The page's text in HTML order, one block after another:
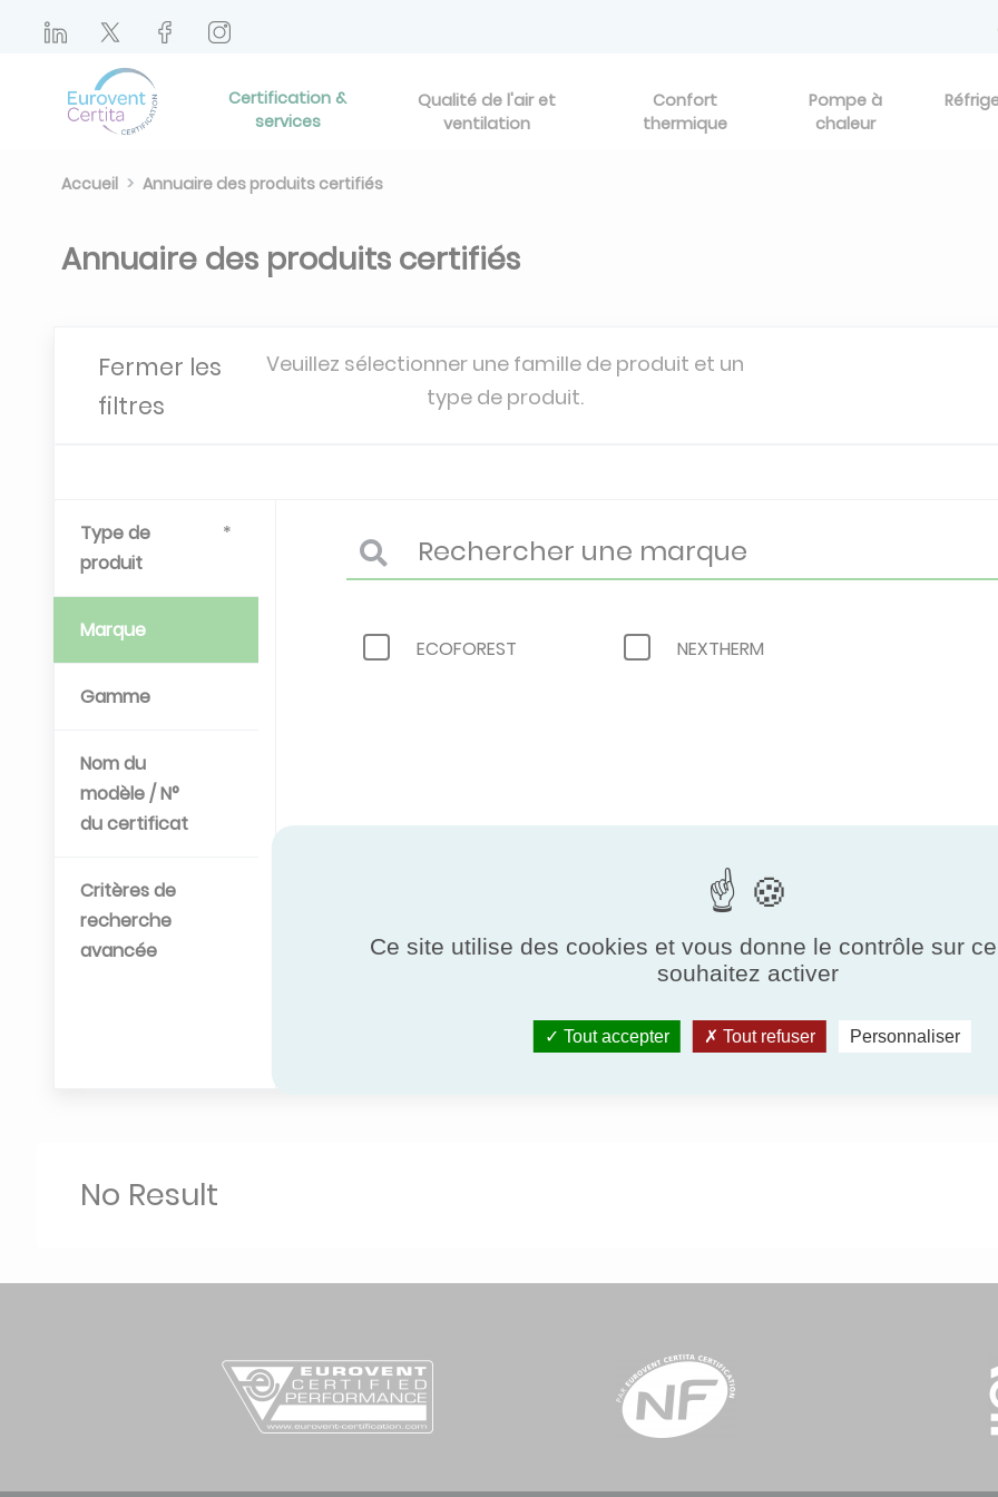
Certification &
services
Qualité de l'air et
ventilation
Confort
thermique
Pompe à
chaleur
Accueil Annuaire des produits certifiés
Annuaire des produits certifiés
Fermer les
filtres
Veuillez sélectionner une famille de produit et un
type de produit.
Type de
produit
Marque
Gamme
Nom du
modèle / N°
du certificat
Critères de
recherche
avancée
ECOFOREST NEXTHERM
No Result
Ce site utilise des cookies et vous donne le contrôle sur
souhaitez activer
Tout accepter Tout refuser Personnaliser